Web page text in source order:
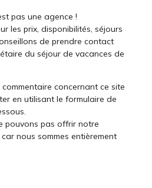
pas une agence !
les prix, disponibilités, séjours
de prendre contact
du séjour de vacances de
concernant ce site
en utilisant le formulaire de
pouvons pas offrir notre
nous sommes entièrement